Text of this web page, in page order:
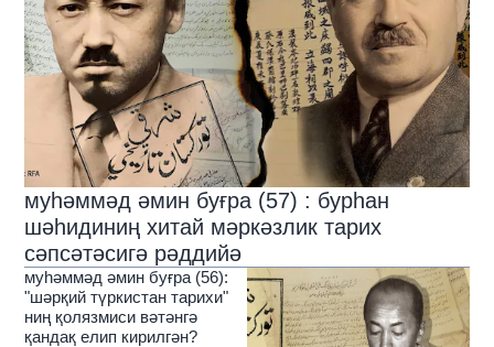
муһәммәд әмин буғра (57) : бурһан
шәһидиниң хитай мәркәзлик тарих
сәпсәтәсигә рәддийә
муһәммәд әмин буғра (56):
"шәрқий түркистан тарихи"
ниң қолязмиси вәтәнгә
қандақ елип кирилгән?